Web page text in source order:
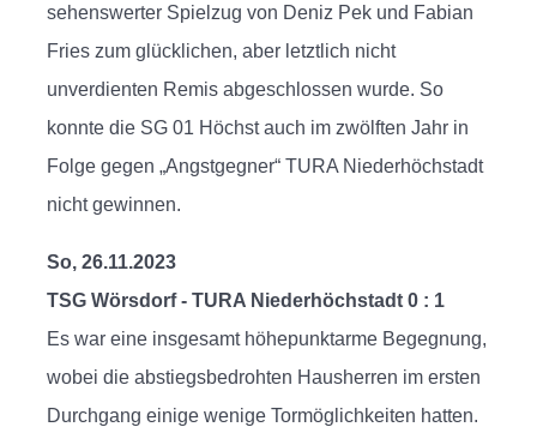
sehenswerter Spielzug von Deniz Pek und Fabian
Fries zum glücklichen, aber letztlich nicht
unverdienten Remis abgeschlossen wurde. So
konnte die SG 01 Höchst auch im zwölften Jahr in
Folge gegen „Angstgegner“ TURA Niederhöchstadt
nicht gewinnen.
So, 26.11.2023
TSG Wörsdorf - TURA Niederhöchstadt 0 : 1
Es war eine insgesamt höhepunktarme Begegnung,
wobei die abstiegsbedrohten Hausherren im ersten
Durchgang einige wenige Tormöglichkeiten hatten.